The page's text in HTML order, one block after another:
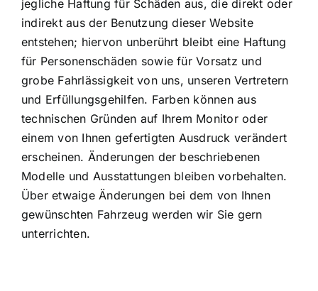
jegliche Haftung für Schäden aus, die direkt oder
indirekt aus der Benutzung dieser Website
entstehen; hiervon unberührt bleibt eine Haftung
für Personenschäden sowie für Vorsatz und
grobe Fahrlässigkeit von uns, unseren Vertretern
und Erfüllungsgehilfen. Farben können aus
technischen Gründen auf Ihrem Monitor oder
einem von Ihnen gefertigten Ausdruck verändert
erscheinen. Änderungen der beschriebenen
Modelle und Ausstattungen bleiben vorbehalten.
Über etwaige Änderungen bei dem von Ihnen
gewünschten Fahrzeug werden wir Sie gern
unterrichten.